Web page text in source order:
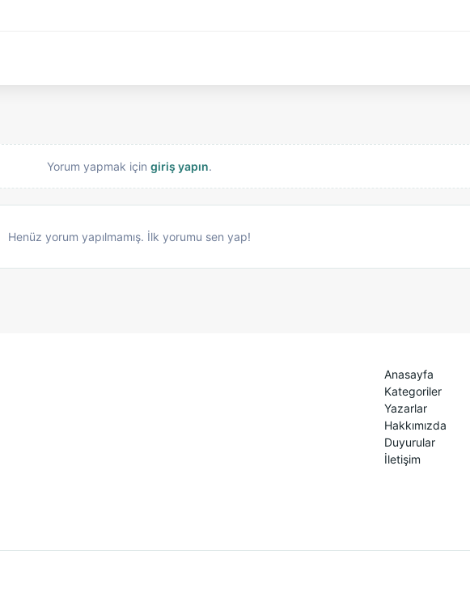
Yorum yapmak için giriş yapın.
Henüz yorum yapılmamış. İlk yorumu sen yap!
Anasayfa
Kategoriler
Yazarlar
Hakkımızda
Duyurular
İletişim